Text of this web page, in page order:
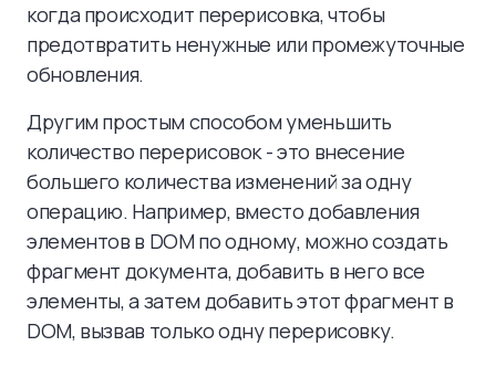
когда происходит перерисовка, чтобы
предотвратить ненужные или промежуточные
обновления.
Другим простым способом уменьшить
количество перерисовок - это внесение
большего количества изменений за одну
операцию. Например, вместо добавления
элементов в DOM по одному, можно создать
фрагмент документа, добавить в него все
элементы, а затем добавить этот фрагмент в
DOM, вызвав только одну перерисовку.